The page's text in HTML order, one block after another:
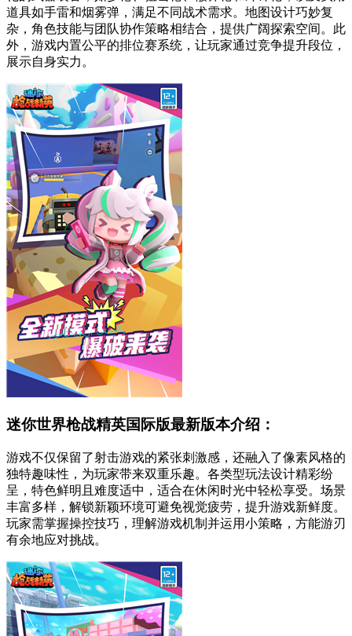
道具如手雷和烟雾弹，满足不同战术需求。地图设计巧妙复
杂，角色技能与团队协作策略相结合，提供广阔探索空间。此
外，游戏内置公平的排位赛系统，让玩家通过竞争提升段位，
展示自身实力。
迷你世界枪战精英国际版最新版本介绍：
游戏不仅保留了射击游戏的紧张刺激感，还融入了像素风格的
独特趣味性，为玩家带来双重乐趣。各类型玩法设计精彩纷
呈，特色鲜明且难度适中，适合在休闲时光中轻松享受。场景
丰富多样，解锁新颖环境可避免视觉疲劳，提升游戏新鲜度。
玩家需掌握操控技巧，理解游戏机制并运用小策略，方能游刃
有余地应对挑战。